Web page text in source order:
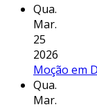
Qua.
Mar.
25
2026
Moção em
Qua.
Mar.